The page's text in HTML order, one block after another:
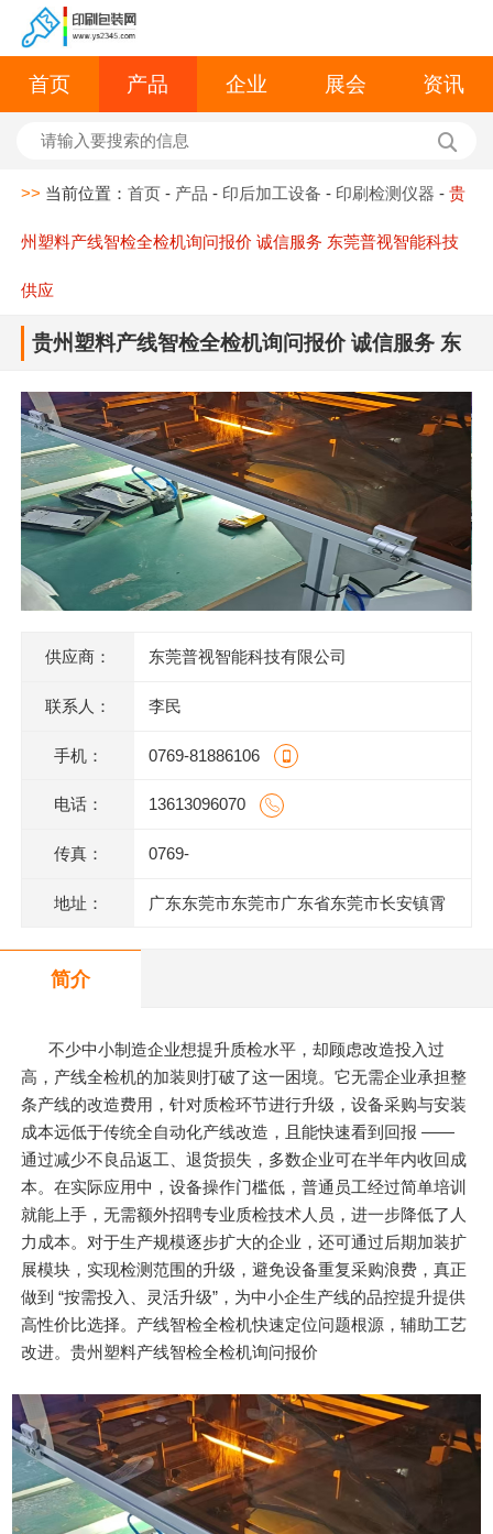
首页 产品 企业 展会 资讯
>> 当前位置：首页 - 产品 - 印后加工设备 - 印刷检测仪器 -贵
州塑料产线智检全检机询问报价 诚信服务 东莞普视智能科技
供应
贵州塑料产线智检全检机询问报价 诚信服务 东
供应商： 东莞普视智能科技有限公司
联系人： 李民
手机： 0769-81886106
电话： 13613096070
传真： 0769-
地址： 广东东莞市东莞市广东省东莞市长安镇霄
简介
不少中小制造企业想提升质检水平，却顾虑改造投入过
高，产线全检机的加装则打破了这一困境。它无需企业承担整
条产线的改造费用，针对质检环节进行升级，设备采购与安装
成本远低于传统全自动化产线改造，且能快速看到回报 ——
通过减少不良品返工、退货损失，多数企业可在半年内收回成
本。在实际应用中，设备操作门槛低，普通员工经过简单培训
就能上手，无需额外招聘专业质检技术人员，进一步降低了人
力成本。对于生产规模逐步扩大的企业，还可通过后期加装扩
展模块，实现检测范围的升级，避免设备重复采购浪费，真正
做到 “按需投入、灵活升级”，为中小企生产线的品控提升提供
高性价比选择。产线智检全检机快速定位问题根源，辅助工艺
改进。贵州塑料产线智检全检机询问报价